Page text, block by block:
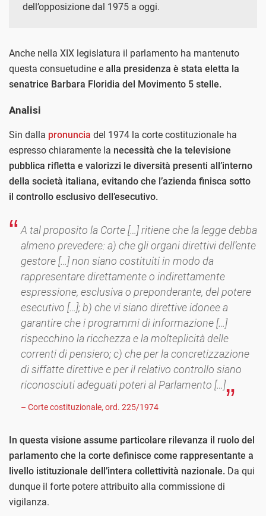
dell’opposizione dal 1975 a oggi.
Anche nella XIX legislatura il parlamento ha mantenuto
questa consuetudine e alla presidenza è stata eletta la
senatrice Barbara Floridia del Movimento 5 stelle.
Analisi
Sin dalla pronuncia del 1974 la corte costituzionale ha
espresso chiaramente la necessità che la televisione
pubblica rifletta e valorizzi le diversità presenti all’interno
della società italiana, evitando che l’azienda finisca sotto
il controllo esclusivo dell’esecutivo.
A tal proposito la Corte […] ritiene che la legge debba
almeno prevedere: a) che gli organi direttivi dell’ente
gestore […] non siano costituiti in modo da
rappresentare direttamente o indirettamente
espressione, esclusiva o preponderante, del potere
esecutivo […]; b) che vi siano direttive idonee a
garantire che i programmi di informazione […]
rispecchino la ricchezza e la molteplicità delle
correnti di pensiero; c) che per la concretizzazione
di siffatte direttive e per il relativo controllo siano
riconosciuti adeguati poteri al Parlamento […]
– Corte costituzionale, ord. 225/1974
In questa visione assume particolare rilevanza il ruolo del
parlamento che la corte definisce come rappresentante a
livello istituzionale dell’intera collettività nazionale. Da qui
dunque il forte potere attribuito alla commissione di
vigilanza.